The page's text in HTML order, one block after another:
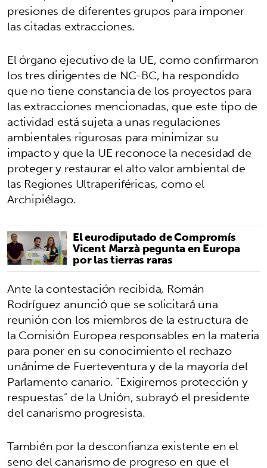
presiones de diferentes grupos para imponer
las citadas extracciones.
El órgano ejecutivo de la UE, como confirmaron
los tres dirigentes de NC-BC, ha respondido
que no tiene constancia de los proyectos para
las extracciones mencionadas, que este tipo de
actividad está sujeta a unas regulaciones
ambientales rigurosas para minimizar su
impacto y que la UE reconoce la necesidad de
proteger y restaurar el alto valor ambiental de
las Regiones Ultraperiféricas, como el
Archipiélago.
El eurodiputado de Compromís
Vicent Marzà pegunta en Europa
por las tierras raras
Ante la contestación recibida, Román
Rodríguez anunció que se solicitará una
reunión con los miembros de la estructura de
la Comisión Europea responsables en la materia
para poner en su conocimiento el rechazo
unánime de Fuerteventura y de la mayoría del
Parlamento canario. “Exigiremos protección y
respuestas” de la Unión, subrayó el presidente
del canarismo progresista.
También por la desconfianza existente en el
seno del canarismo de progreso en que el